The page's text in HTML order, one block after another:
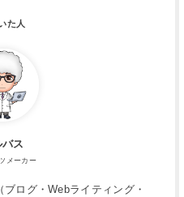
ス
メーカー
ログ・Webライティング・